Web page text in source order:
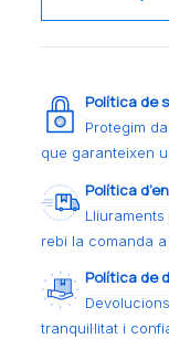
Política de
Protegim
que garanteixen
Política
rebi la comanda
Política de
tranquil·litat i